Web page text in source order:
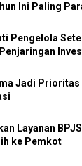
Ini Paling
Pengelola
Jadi Prioritas
Layanan
ke Pemkot